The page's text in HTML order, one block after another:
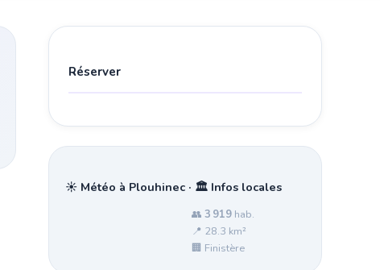
Réserver
☀️ Météo à Plouhinec · 🏛️ Infos locales
👥 3 919 hab.
📍 28.3 km²
🏢 Finistère